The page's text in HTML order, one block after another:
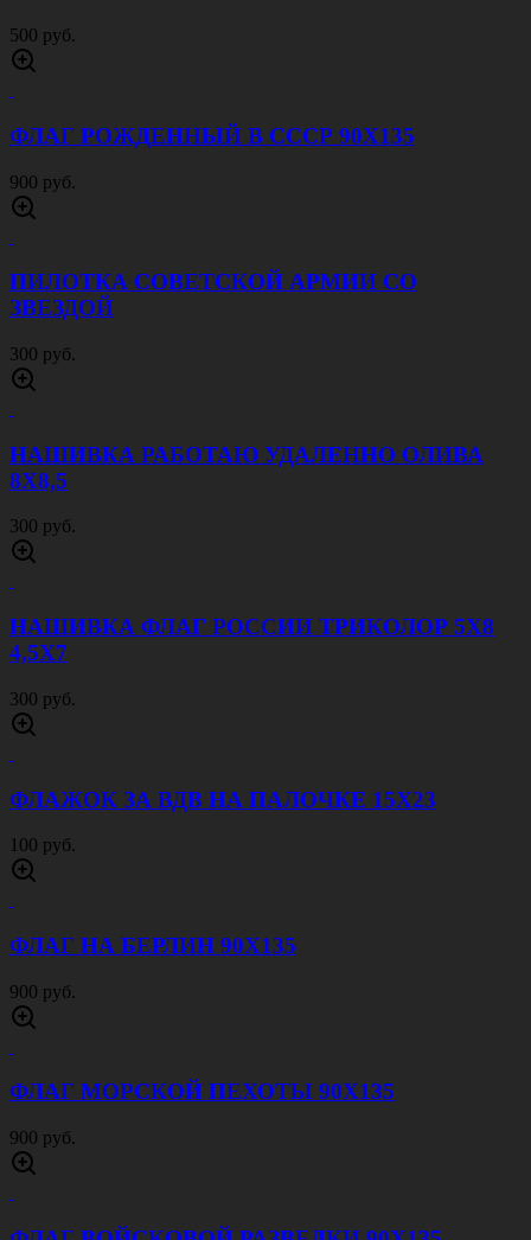
100 руб.
900 руб.
ФЛАГ МОРСКОЙ ПЕХОТЫ 90Х135
900 руб.
ФЛАГ ВОЙСКОВОЙ РАЗВЕДКИ 90Х135
900 руб.
ФЛАГ РОССИИ 90Х135
900 руб.
ФЛАГ БАЛТИЙСКОГО ФЛОТА 90Х135
900 руб.
ФЛАГ ВПЕРЕД РОССИЯ 90Х135
900 руб.
ФЛАГ ВВС 90Х135
900 руб.